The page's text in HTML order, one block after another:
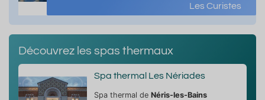
Les Curistes
Découvrez les spas thermaux
Spa thermal Les Nériades
Spa thermal de Néris-les-Bains